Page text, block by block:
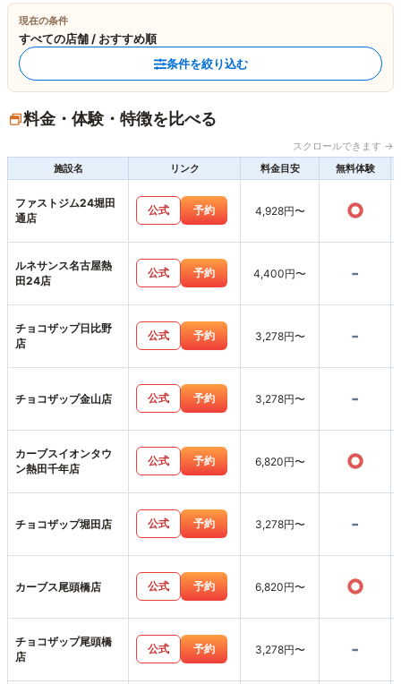
現在の条件
すべての店舗 / おすすめ順
条件を絞り込む
料金・体験・特徴を比べる
スクロールできます →
施設名
リンク 料金目安 無料体験
ファストジム24堀田
通店
公式 予約 4,928円〜 ○
ルネサンス名古屋熱
田24店
公式 予約 4,400円〜 -
チョコザップ日比野
店
公式 予約 3,278円〜 -
チョコザップ金山店 公式 予約 3,278円〜 -
カーブスイオンタウ
ン熱田千年店
公式 予約 6,820円〜 ○
チョコザップ堀田店 公式 予約 3,278円〜 -
カーブス尾頭橋店 公式 予約 6,820円〜 ○
チョコザップ尾頭橋
店
公式 予約 3,278円〜 -